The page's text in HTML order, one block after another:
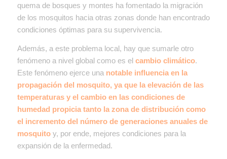
quema de bosques y montes ha fomentado la migración
de los mosquitos hacia otras zonas donde han encontrado
condiciones óptimas para su supervivencia.
Además, a este problema local, hay que sumarle otro
fenómeno a nivel global como es el cambio climático.
Este fenómeno ejerce una notable influencia en la
propagación del mosquito, ya que la elevación de las
temperaturas y el cambio en las condiciones de
humedad propicia tanto la zona de distribución como
el incremento del número de generaciones anuales de
mosquitoy, por ende, mejores condiciones para la
expansión de la enfermedad.